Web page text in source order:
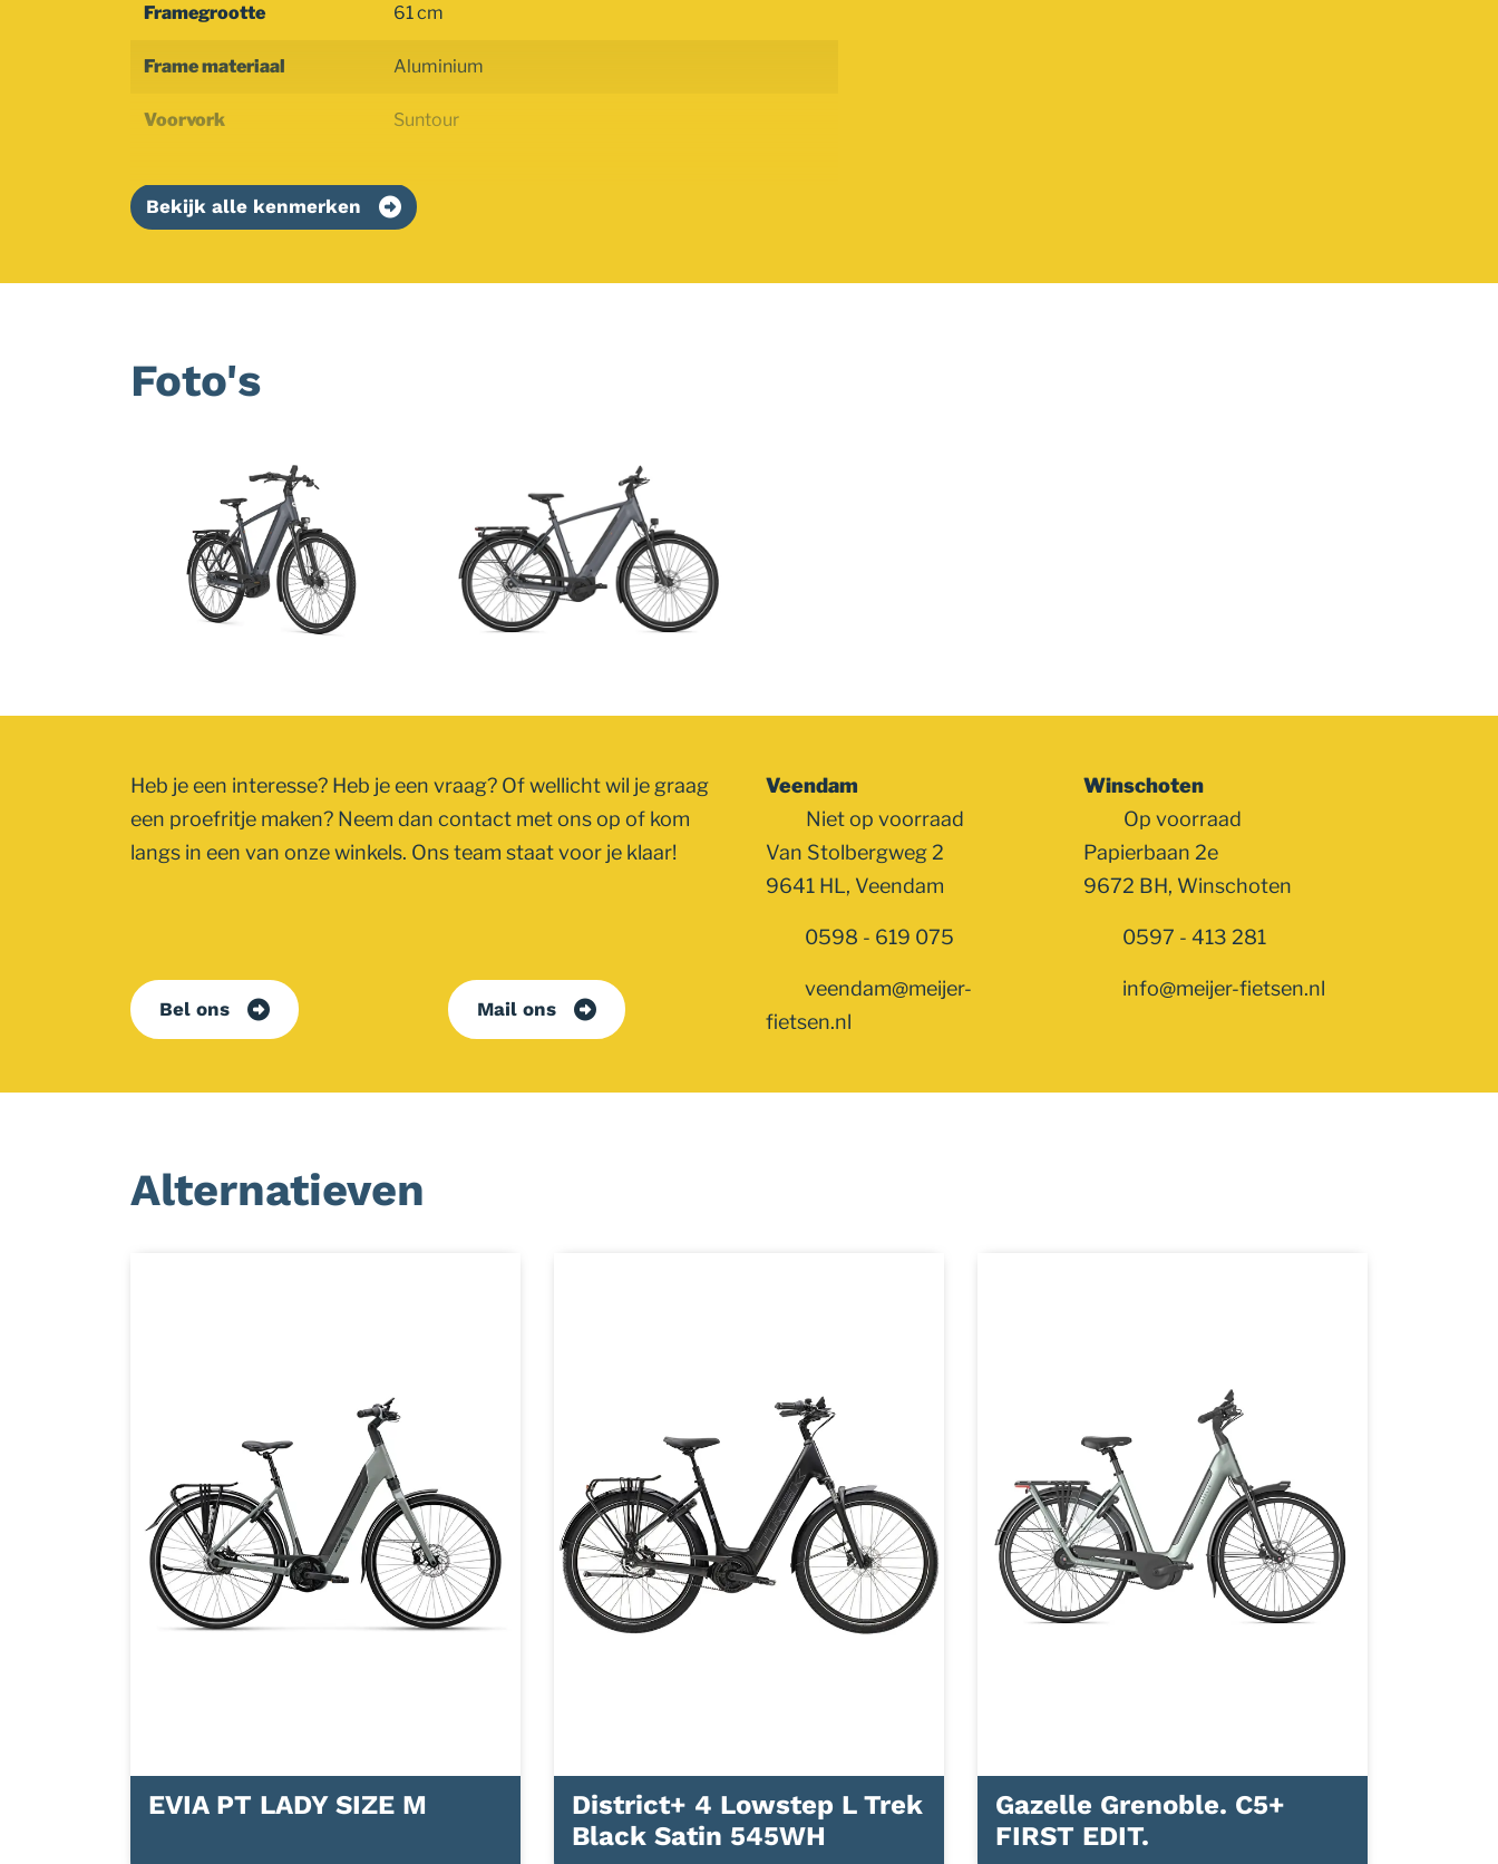
Framegrootte 61 cm
Frame materiaal Aluminium
Voorvork Suntour
Bekijk alle kenmerken
Foto's
Veendam
Niet op voorraad
Van Stolbergweg 2
9641 HL, Veendam
0598 - 619 075
veendam@meijer-
fietsen.nl
Winschoten
Op voorraad
Papierbaan 2e
9672 BH, Winschoten
0597 - 413 281
info@meijer-fietsen.nl
Heb je een interesse? Heb je een vraag? Of wellicht wil je graag
een proefritje maken? Neem dan contact met ons op of kom
langs in een van onze winkels. Ons team staat voor je klaar!
Bel ons Mail ons
Alternatieven
EVIA PT LADY SIZE M
District+ 4 Lowstep L Trek
Black Satin 545WH
Gazelle Grenoble. C5+
FIRST EDIT.